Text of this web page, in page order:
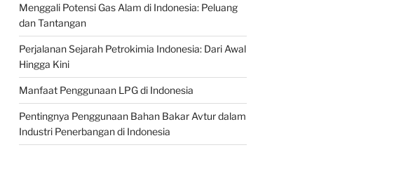
Menggali Potensi Gas Alam di Indonesia: Peluang
dan Tantangan
Perjalanan Sejarah Petrokimia Indonesia: Dari Awal
Hingga Kini
Manfaat Penggunaan LPG di Indonesia
Pentingnya Penggunaan Bahan Bakar Avtur dalam
Industri Penerbangan di Indonesia